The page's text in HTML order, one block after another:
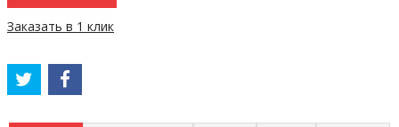
Заказать в 1 клик